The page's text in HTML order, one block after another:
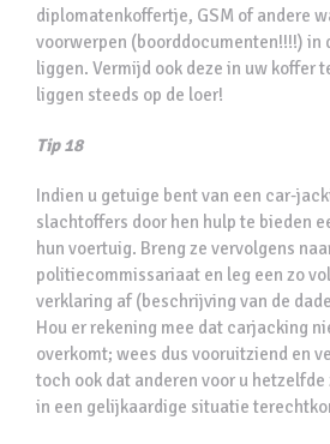
diplomatenkoffertje, GSM of andere
voorwerpen (boorddocumenten!!!!) in
liggen. Vermijd ook deze in uw koffer
liggen steeds op de loer!
Tip 18
Indien u getuige bent van een car-
slachtoffers door hen hulp te bieden
hun voertuig. Breng ze vervolgens
politiecommissariaat en leg een zo
verklaring af (beschrijving van de
Hou er rekening mee dat carjacking
overkomt; wees dus vooruitziend en
toch ook dat anderen voor u
in een gelijkaardige situatie